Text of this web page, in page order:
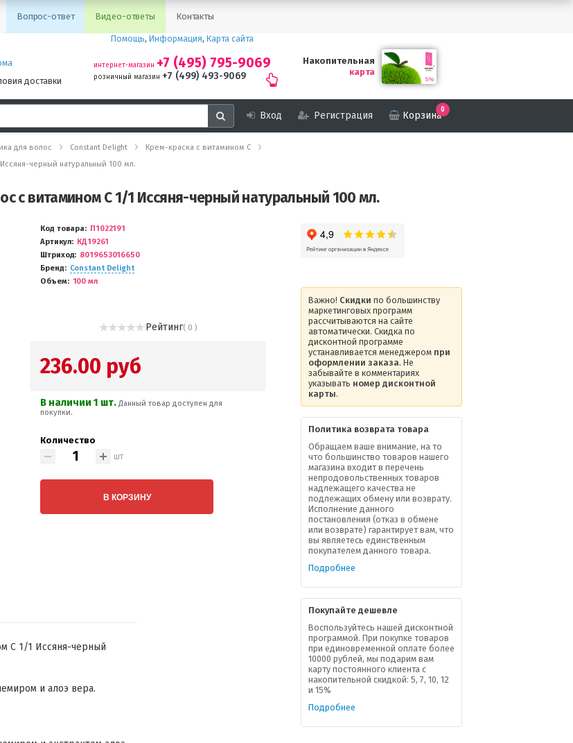
Вопрос-ответ Видео-ответы Контакты
доставки
Помощь, Информация, Карта сайта
интернет-магазин +7 (495) 795-9069
розничный магазин +7 (499) 493-9069
Накопительная
карта
Вход Регистрация Корзина
0
для волос Constant Delight
Крем-краска с витамином С
черный натуральный 100 мл.
с витамином С 1/1 Иссяня-черный натуральный 100 мл.
Код товара
П1022191
Артикул
КД19261
Штриход
8019653016650
Бренд
Constant Delight
Объем
100 мл
Рейтинг( 0 )
236.00 руб
В наличии 1 шт.Данный товар доступен для
покупки.
Количество
шт
В КОРЗИНУ
С 1/1 Иссяня-черный
и алоэ вера.
Важно! Скидки по большинству
маркетинговых программ
рассчитываются на сайте
автоматически. Скидка по
дисконтной программе
устанавливается менеджером при
оформлении заказа. Не
забывайте в комментариях
указывать номер дисконтной
карты.
Политика возврата товара
Обращаем ваше внимание, на то
что большинство товаров нашего
магазина входит в перечень
непродовольственных товаров
надлежащего качества не
подлежащих обмену или возврату.
Исполнение данного
постановления (отказ в обмене
или возврате) гарантирует вам, что
вы являетесь единственным
покупателем данного товара.
Подробнее
Покупайте дешевле
Воспользуйтесь нашей дисконтной
программой. При покупке товаров
при единовременной оплате более
10000 рублей, мы подарим вам
карту постоянного клиента с
накопительной скидкой: 5, 7, 10, 12
и 15%
Подробнее